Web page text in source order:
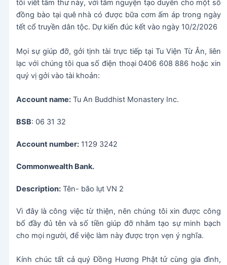
tôi viết tâm thư này, với tâm nguyện tạo duyên cho một số
đồng bào tại quê nhà có được bữa cơm ấm áp trong ngày
tết cổ truyền dân tộc. Dự kiến đúc kết vào ngày 10/2/2026
Mọi sự giúp đỡ, gởi tịnh tài trực tiếp tại Tu Viện Từ Ân, liên
lạc với chúng tôi qua số điện thoại 0406 608 886 hoặc xin
quý vị gởi vào tài khoản:
Account name: Tu An Buddhist Monastery Inc.
BSB: 06 31 32
Account number: 1129 3242
Commonwealth Bank.
Description: Tên- bão lụt VN 2
Vì đây là công việc từ thiện, nên chúng tôi xin được công
bố đầy đủ tên và số tiền giúp đỡ nhằm tạo sự minh bạch
cho mọi người, để việc làm này được trọn vẹn ý nghĩa.
Kính chúc tất cả quý Đồng Hương Phật tử cùng gia đình,